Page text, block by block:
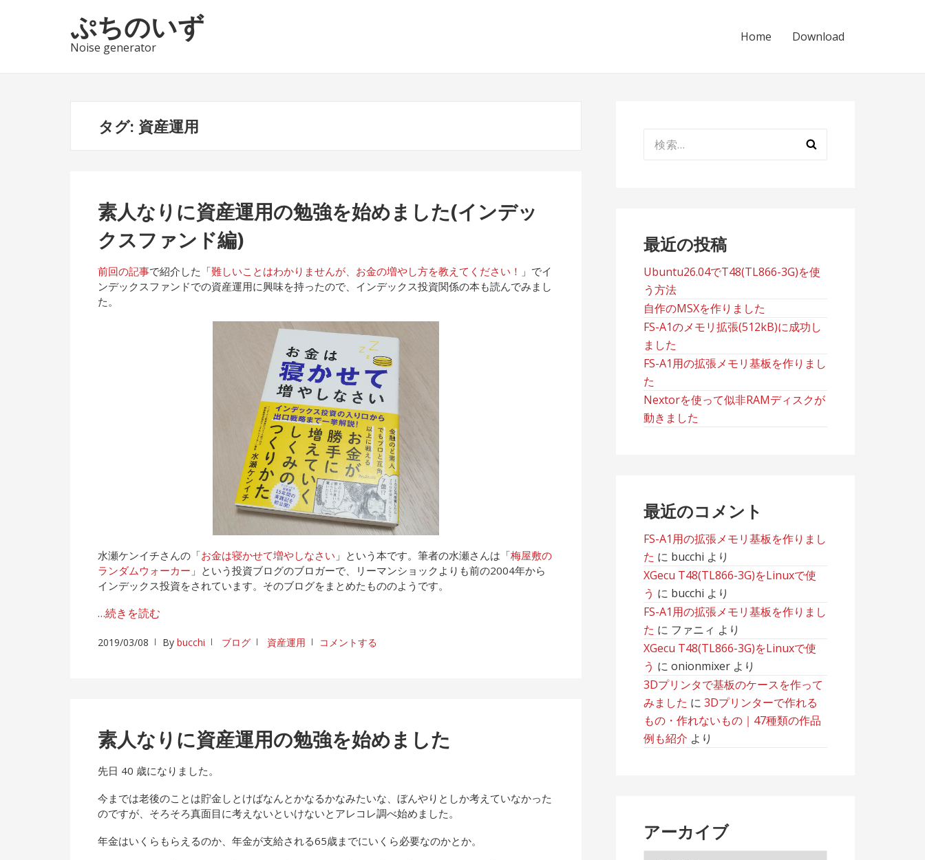
ビ
ゲ
ン
テ
ぷちのいず
Noise generator
Home Download
タグ: 資産運用
素人なりに資産運用の勉強を始めました(インデッ
クスファンド編)
前回の記事で紹介した「難しいことはわかりませんが、お金の増やし方を教えてください！ 」でイ
ンデックスファンドでの資産運用に興味を持ったので、インデックス投資関係の本も読んでみまし
た。
水瀬ケンイチさんの「お金は寝かせて増やしなさい 」という本です。筆者の水瀬さんは「梅屋敷の
ランダムウォーカー 」という投資ブログのブロガーで、リーマンショックよりも前の2004年から
インデックス投資をされています。そのブログをまとめたもののようです。
…続きを読む
2019/03/08 By bucchi ブログ 資産運用 コメントする
素人なりに資産運用の勉強を始めました
先日 40 歳になりました。
今までは老後のことは貯金しとけばなんとかなるかなみたいな、ぼんやりとしか考えていなかった
のですが、そろそろ真面目に考えないといけないとアレコレ調べ始めました。
年金はいくらもらえるのか、年金が支給される65歳までにいくら必要なのかとか。
索:
最近の投稿
Ubuntu26.04でT48(TL866-3G)を使
う方法
自作のMSXを作りました
FS-A1のメモリ拡張(512kB)に成功し
ました
FS-A1用の拡張メモリ基板を作りまし
た
Nextorを使って似非RAMディスクが
動きました
最近のコメント
FS-A1用の拡張メモリ基板を作りまし
た に bucchi より
XGecu T48(TL866-3G)をLinuxで使
う に bucchi より
FS-A1用の拡張メモリ基板を作りまし
た に ファニィ より
XGecu T48(TL866-3G)をLinuxで使
う にonionmixer より
3Dプリンタで基板のケースを作って
みました に3Dプリンターで作れる
もの・作れないもの｜47種類の作品
例も紹介 より
アーカイブ